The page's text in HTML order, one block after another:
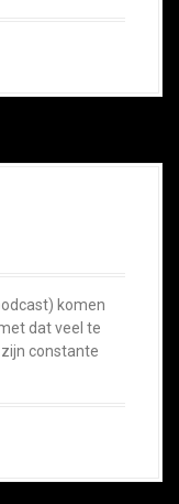
komen
dat veel te
constante